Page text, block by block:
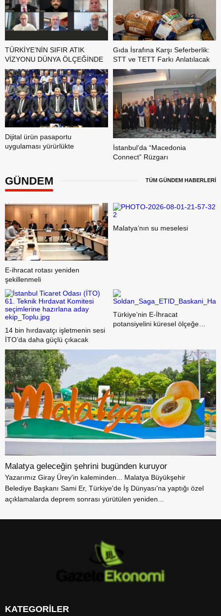
TÜRKİYE’NİN SIFIR ATIK
VİZYONU DÜNYA ÖLÇEĞİNDE
Gıda İsrafına Karşı Seferberlik:
STT ve TETT Farkı Anlatılacak
Dijital ürün pasaportu
uygulaması yürürlükte
İstanbul’da “Macedonia
Connect” Rüzgarı
GÜNDEM TÜM GÜNDEM HABERLERİ
E-ihracat rotası yeniden
şekillenmeli
Malatya geleceğin şehrini bugünden kuruyor
Yazarımız Giray Ürey'in kaleminden... Malatya Büyükşehir
Belediye Başkanı Sami Er, Türkiye'de İş Dünyası'na yaptığı özel
açıklamalarda deprem sonrası yürütülen yeniden...
Malatya’nın su meselesi
14 bin hırdavatçı işletmenin sesi
İTO’da daha güçlü çıkacak
Türkiye’nin E-İhracat
potansiyelini küresel ölçeğe
KATEGORİLER